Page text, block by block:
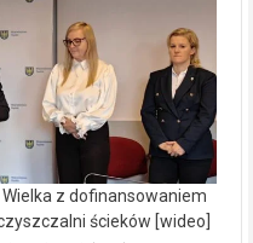
Wielka z dofinansowaniem
ścieków [wideo]